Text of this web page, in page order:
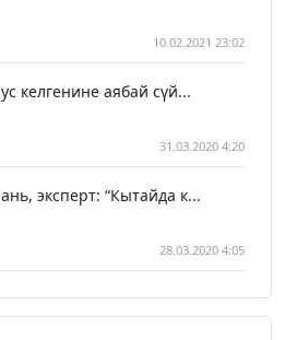
10.02.2021 23:02
келгенине аябай сүй...
31.03.2020 4:20
эксперт: “Кытайда к...
28.03.2020 4:05